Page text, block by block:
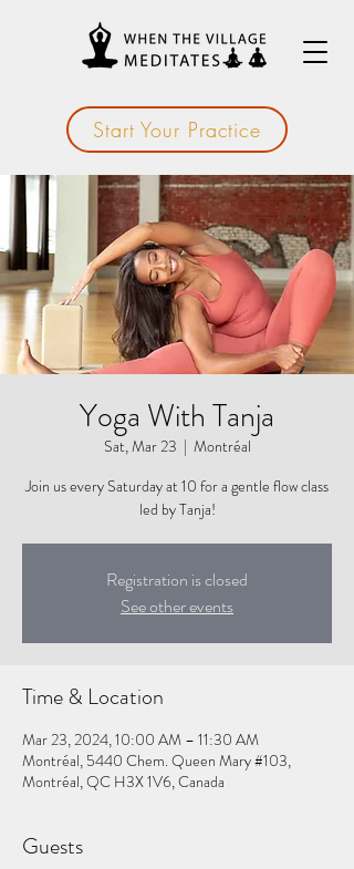
Start Your Practice
Yoga With Tanja
Sat, Mar 23
  |
Montréal
Join us every Saturday at 10 for a gentle flow class
led by Tanja!
Registration is closed
See other events
Time & Location
Mar 23, 2024, 10:00 AM – 11:30 AM
Montréal, 5440 Chem. Queen Mary #103,
Montréal, QC H3X 1V6, Canada
Guests